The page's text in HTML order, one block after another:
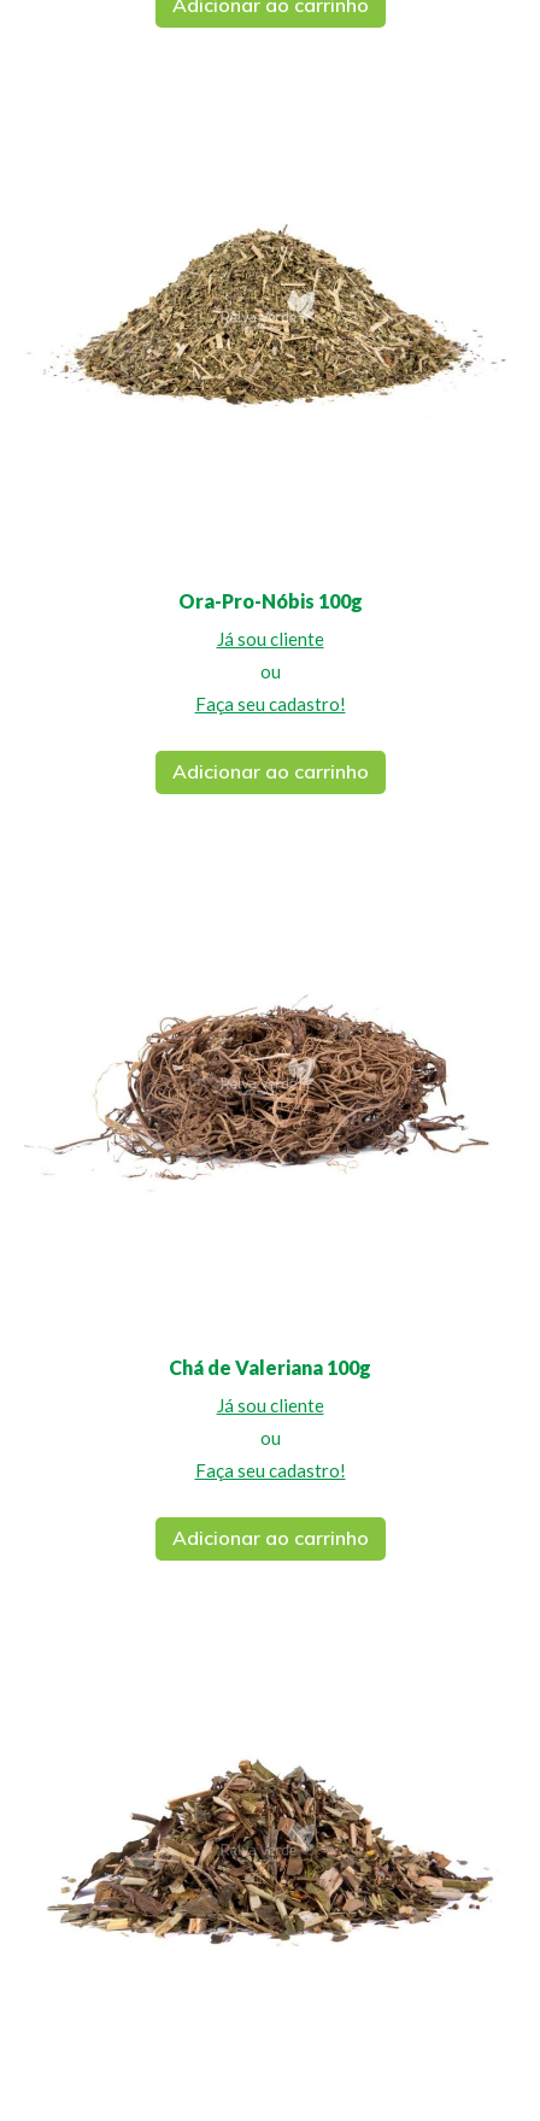
Adicionar ao carrinho
Ora-Pro-Nóbis 100g
Já sou cliente
ou
Faça seu cadastro!
Adicionar ao carrinho
Chá de Valeriana 100g
Já sou cliente
ou
Faça seu cadastro!
Adicionar ao carrinho